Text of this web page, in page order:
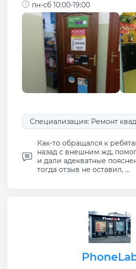
пн-сб 10:00-19:00
Специализация: Ремонт
Как-то обращался к
назад с внешним жд,
и дали адекватные
тогда отзыв не оставил, ...